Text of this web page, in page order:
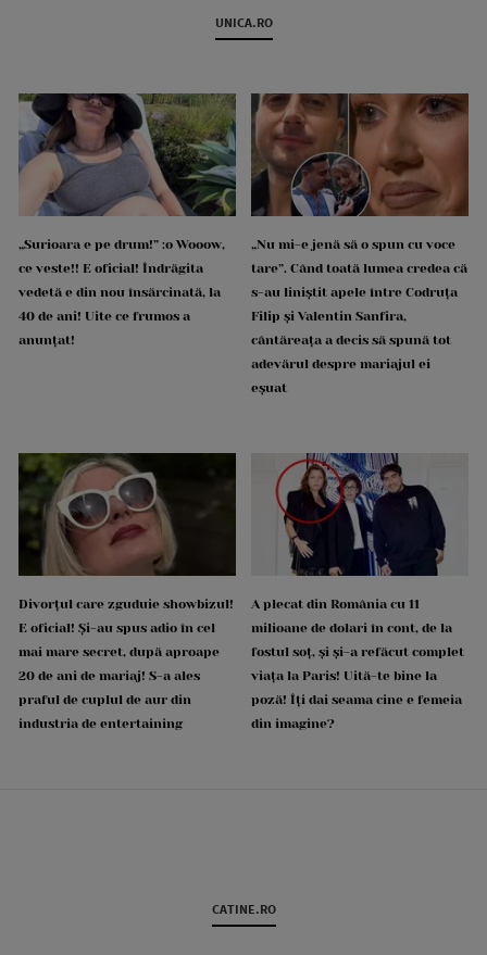
UNICA.RO
„Surioara e pe drum!” :o Wooow,
ce veste!! E oficial! Îndrăgita
vedetă e din nou însărcinată, la
40 de ani! Uite ce frumos a
anunțat!
„Nu mi-e jenă să o spun cu voce
tare”. Când toată lumea credea că
s-au liniștit apele între Codruța
Filip și Valentin Sanfira,
cântăreața a decis să spună tot
adevărul despre mariajul ei
eșuat
Divorțul care zguduie showbizul!
E oficial! Și-au spus adio în cel
mai mare secret, după aproape
20 de ani de mariaj! S-a ales
praful de cuplul de aur din
industria de entertaining
A plecat din România cu 11
milioane de dolari în cont, de la
fostul soț, și și-a refăcut complet
viața la Paris! Uită-te bine la
poză! Îți dai seama cine e femeia
din imagine?
CATINE.RO